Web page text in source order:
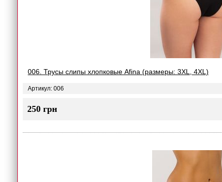
006. Трусы слипы хлопковые Afina (размеры: 3XL, 4XL)
Артикул: 006
250 грн